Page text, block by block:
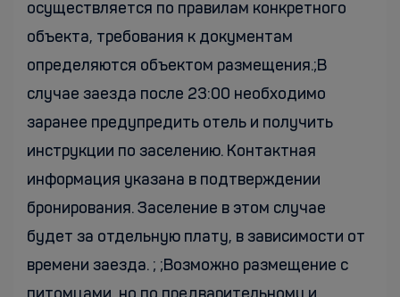
осуществляется по правилам конкретного
объекта, требования к документам
определяются объектом размещения.;В
случае заезда после 23:00 необходимо
заранее предупредить отель и получить
инструкции по заселению. Контактная
информация указана в подтверждении
бронирования. Заселение в этом случае
будет за отдельную плату, в зависимости от
времени заезда. ; ;Возможно размещение с